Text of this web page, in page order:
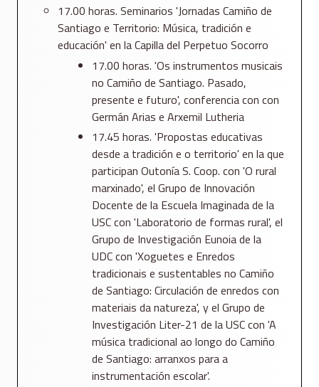
17.00 horas. Seminarios 'Jornadas Camiño de
Santiago e Territorio: Música, tradición e
educación' en la Capilla del Perpetuo Socorro
17.00 horas. 'Os instrumentos musicais
no Camiño de Santiago. Pasado,
presente e futuro', conferencia con con
Germán Arias e Arxemil Lutheria
17.45 horas. 'Propostas educativas
desde a tradición e o territorio' en la que
participan Outonía S. Coop. con 'O rural
marxinado', el Grupo de Innovación
Docente de la Escuela Imaginada de la
USC con 'Laboratorio de formas rural', el
Grupo de Investigación Eunoia de la
UDC con 'Xoguetes e Enredos
tradicionais e sustentables no Camiño
de Santiago: Circulación de enredos con
materiais da natureza', y el Grupo de
Investigación Liter-21 de la USC con 'A
música tradicional ao longo do Camiño
de Santiago: arranxos para a
instrumentación escolar'.